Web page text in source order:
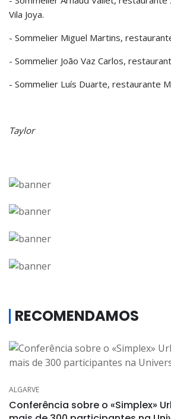
Vila Joya.
- Sommelier Miguel Martins,
- Sommelier João Vaz Carlos,
- Sommelier Luís Duarte, restaurante
Taylor
RECOMENDAMOS
ALGARVE
Conferência sobre o «Simplex»